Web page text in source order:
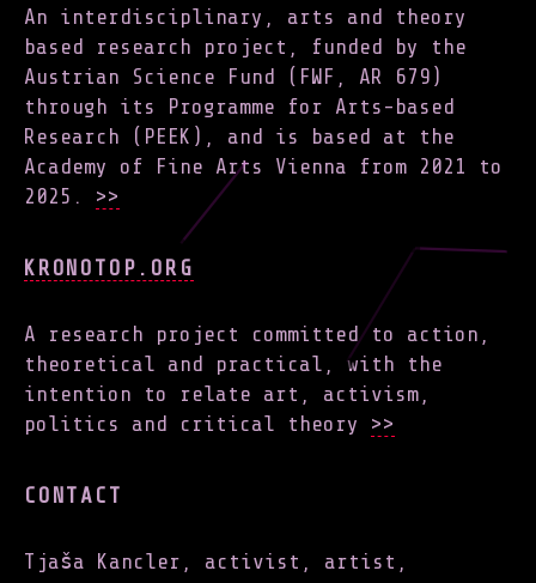
An interdisciplinary, arts and theory
based research project, funded by the
Austrian Science Fund (FWF, AR 679)
through its Programme for Arts-based
Research (PEEK), and is based at the
Academy of Fine Arts Vienna from 2021 to
2025.
>>
KRONOTOP.ORG
A research project committed to action,
theoretical and practical, with the
intention to relate art, activism,
politics and critical theory
>>
CONTACT
Tjaša Kancler, activist, artist,